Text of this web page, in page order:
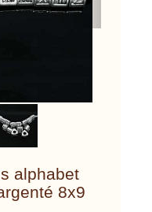
alphabet
8x9